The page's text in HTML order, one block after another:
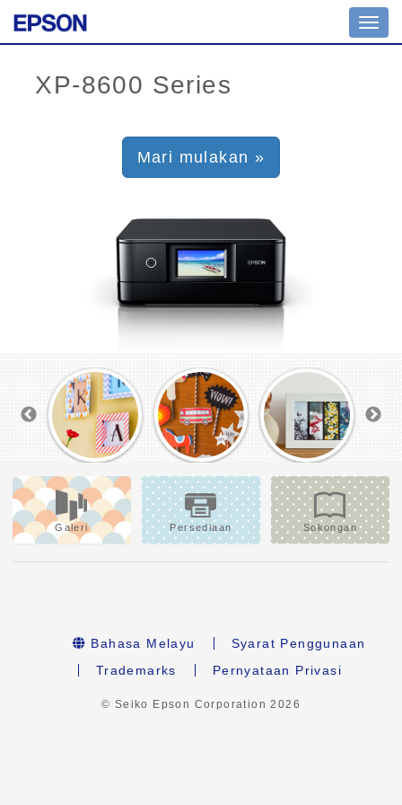
Mari mulakan »
Galeri Persediaan Sokongan
Bahasa Melayu
Syarat Penggunaan
Trademarks
Pernyataan Privasi
© Seiko Epson Corporation2026